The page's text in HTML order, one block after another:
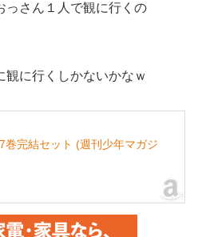
っさん１人で観に行くの
観に行くしかないかなｗ
巻完結セット (週刊少年マガジ